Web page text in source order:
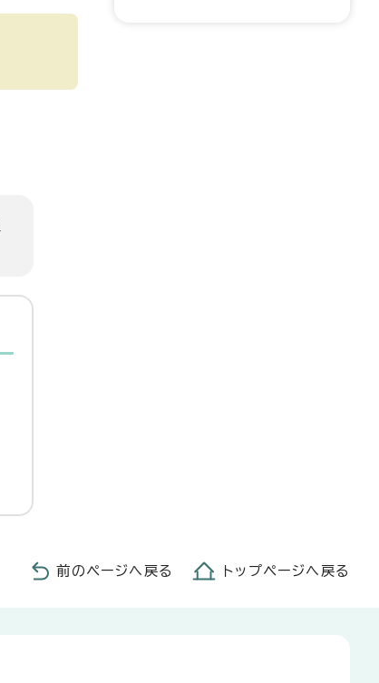
前のページへ戻る トップページへ戻る